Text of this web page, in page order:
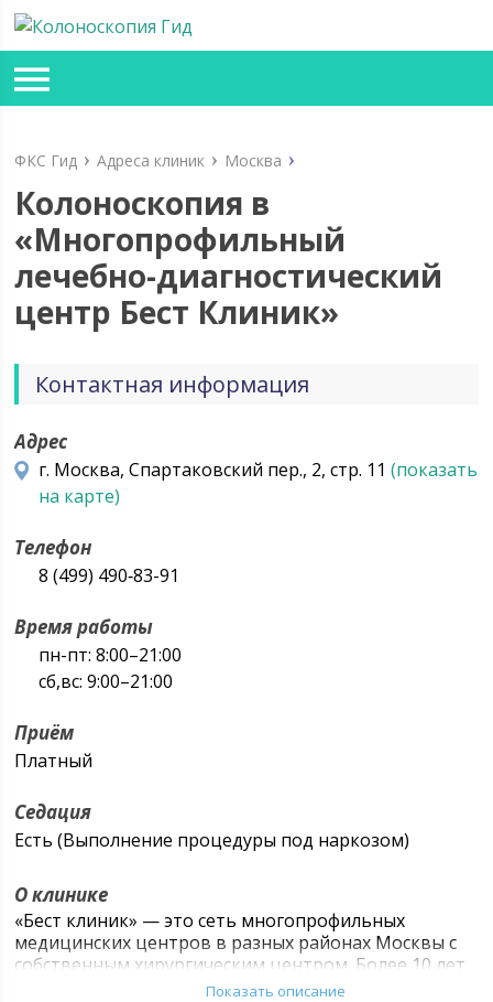
ФКС Гид Адреса клиник Москва
Колоноскопия в
«Многопрофильный
лечебно-диагностический
центр Бест Клиник»
Контактная информация
Адрес
г. Москва, Спартаковский пер., 2, стр. 11(показать
на карте)
Телефон
8 (499) 490‑83-91
Время работы
пн-пт: 8:00–21:00
сб,вс: 9:00–21:00
Приём
Платный
Седация
Есть (Выполнение процедуры под наркозом)
О клинике
«Бест клиник» — это сеть многопрофильных
медицинских центров в разных районах Москвы с
собственным хирургическим центром. Более 10 лет
мы проводим диагностику и лечение взрослых и
Показать описание